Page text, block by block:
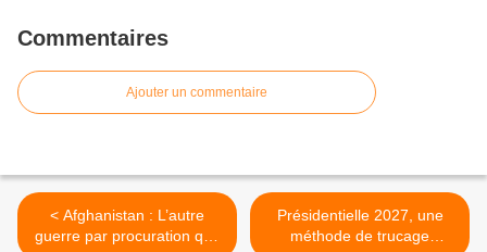
Commentaires
Ajouter un commentaire
< Afghanistan : L’autre
guerre par procuration que
Présidentielle 2027, une
méthode de trucage